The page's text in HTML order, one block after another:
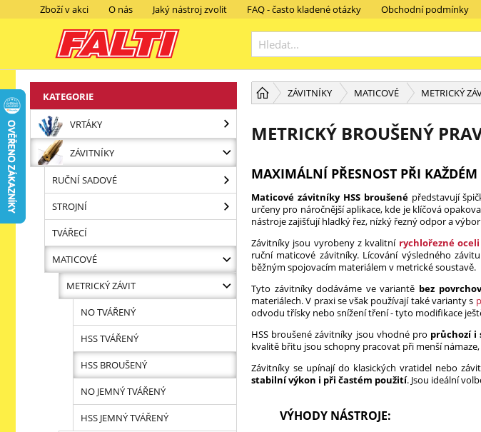
Zboží v akci O nás Jaký nástroj zvolit FAQ - často kladené otázky Obchodní podmínky
ZÁVITNÍKY MATICOVÉ METRICKÝ
METRICKÝ BROUŠENÝ
MAXIMÁLNÍ PŘESNOST PŘI
Maticové závitníky HSS broušenépředstavují
určeny pro náročnější aplikace, kde je klíčová
nástroje zajišťují hladký řez, nízký řezný odpor a
Závitníky jsou vyrobeny z kvalitní rychlořezné oceli
ruční maticové závitníky. Lícování výsledného
běžným spojovacím materiálem v metrické soustavě.
Tyto závitníky dodáváme ve variantě bez
materiálech. V praxi se však používají také varianty s
odvodu třísky nebo snížení tření - tyto modifikace
HSS broušené závitníky jsou vhodné pro průchozí i
kvalitě břitu jsou schopny pracovat při menší
Závitníky se upínají do klasických vratidel nebo
stabilní výkon i při častém použití. Jsou ideální
VÝHODY NÁSTROJE:
KATEGORIE
VRTÁKY
ZÁVITNÍKY
RUČNÍ SADOVÉ
STROJNÍ
TVÁŘECÍ
MATICOVÉ
METRICKÝ ZÁVIT
NO TVÁŘENÝ
HSS TVÁŘENÝ
HSS BROUŠENÝ
NO JEMNÝ TVÁŘENÝ
HSS JEMNÝ TVÁŘENÝ